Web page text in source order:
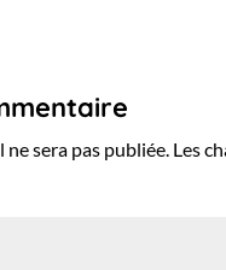
sera pas publiée. Les